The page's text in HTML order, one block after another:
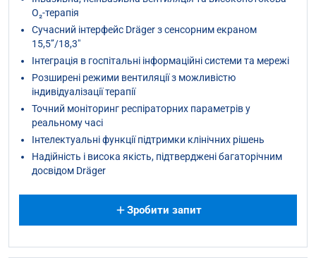
O₂-терапія
Сучасний інтерфейс Dräger з сенсорним екраном
15,5’’/18,3″
Інтеграція в госпітальні інформаційні системи та мережі
Розширені режими вентиляції з можливістю
індивідуалізації терапії
Точний моніторинг респіраторних параметрів у
реальному часі
Інтелектуальні функції підтримки клінічних рішень
Надійність і висока якість, підтверджені багаторічним
досвідом Dräger
Зробити запит